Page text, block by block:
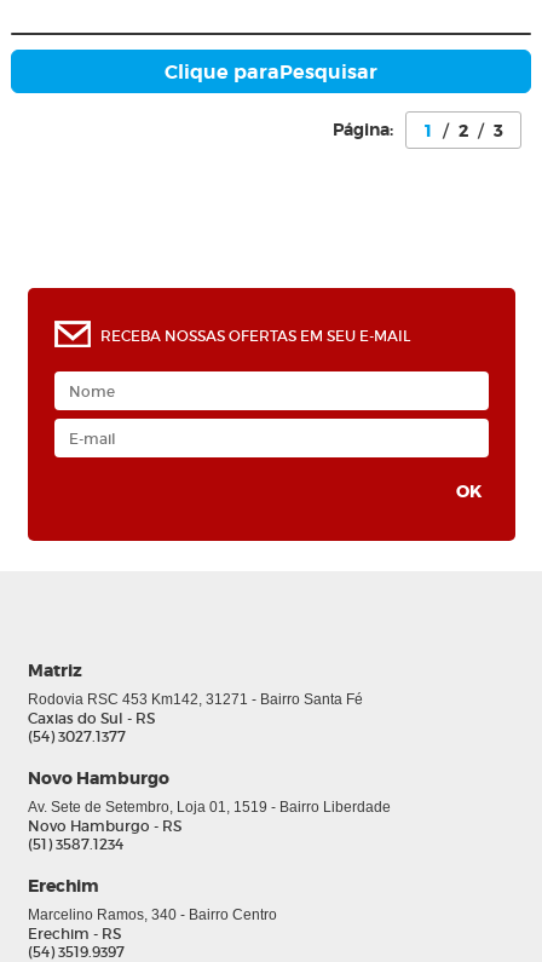
Clique paraPesquisar
Página: 1 / 2 / 3
RECEBA NOSSAS OFERTAS EM SEU E-MAIL
Matriz
Rodovia RSC 453 Km142, 31271 - Bairro Santa Fé
Caxias do Sul - RS
(54) 3027.1377
Novo Hamburgo
Av. Sete de Setembro, Loja 01, 1519 - Bairro Liberdade
Novo Hamburgo - RS
(51) 3587.1234
Erechim
Marcelino Ramos, 340 - Bairro Centro
Erechim - RS
(54) 3519.9397